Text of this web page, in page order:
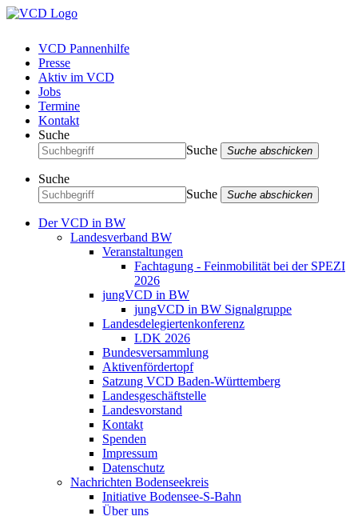
VCD Pannenhilfe
Presse
Aktiv im VCD
Jobs
Termine
Kontakt
Suche
Suche
Suche abschicken
Suche
Suche
Suche abschicken
Der VCD in BW
Landesverband BW
Veranstaltungen
Fachtagung - Feinmobilität bei der SPEZI
2026
jungVCD in BW
jungVCD in BW Signalgruppe
Landesdelegiertenkonferenz
LDK 2026
Bundesversammlung
Aktivenfördertopf
Satzung VCD Baden-Württemberg
Landesgeschäftstelle
Landesvorstand
Kontakt
Spenden
Impressum
Datenschutz
Nachrichten Bodenseekreis
Initiative Bodensee-S-Bahn
Über uns